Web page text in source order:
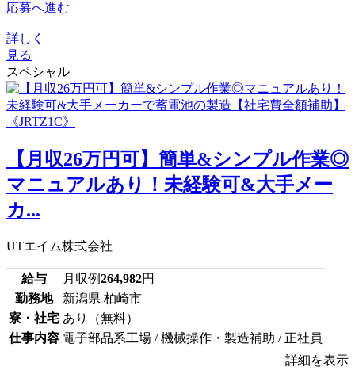
応募へ進む
詳しく
見る
スペシャル
【月収26万円可】簡単&シンプル作業◎
マニュアルあり！未経験可&大手メー
カ...
UTエイム株式会社
給与 月収例264,982円
勤務地
新潟県 柏崎市
寮・社宅 あり（無料）
仕事内容 電子部品系工場 / 機械操作・製造補助 / 正社員
詳細を表示